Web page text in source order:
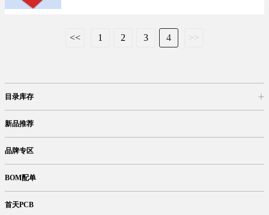
<< 1 2 3 4 >>
目录库存
新品推荐
品牌专区
BOM配单
首天PCB